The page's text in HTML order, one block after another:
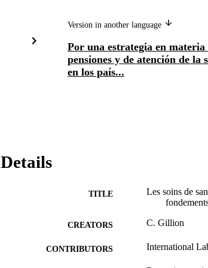
Version in another language
Por una estrategia en materia
pensiones y de atención de la
en los país...
Details
TITLE
Les soins de
CREATORS C. Gillion
CONTRIBUTORS International